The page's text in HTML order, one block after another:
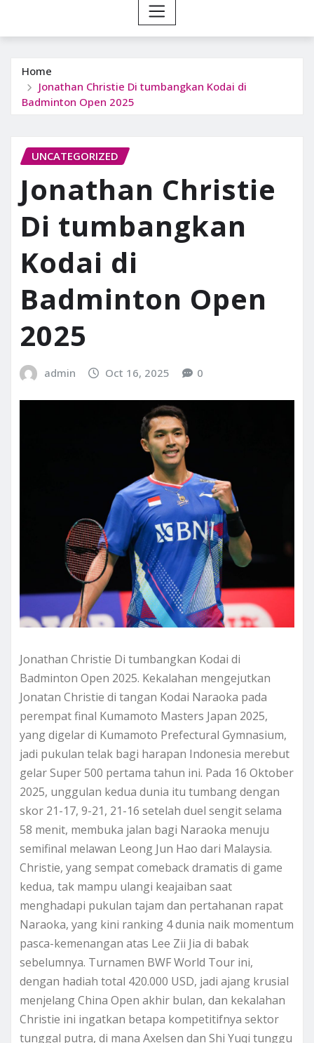
Home
Jonathan Christie Di tumbangkan Kodai di
Badminton Open 2025
UNCATEGORIZED
Jonathan Christie
Di tumbangkan
Kodai di
Badminton Open
2025
admin Oct 16, 2025 0
Jonathan Christie Di tumbangkan Kodai di
Badminton Open 2025. Kekalahan mengejutkan
Jonatan Christie di tangan Kodai Naraoka pada
perempat final Kumamoto Masters Japan 2025,
yang digelar di Kumamoto Prefectural Gymnasium,
jadi pukulan telak bagi harapan Indonesia merebut
gelar Super 500 pertama tahun ini. Pada 16 Oktober
2025, unggulan kedua dunia itu tumbang dengan
skor 21-17, 9-21, 21-16 setelah duel sengit selama
58 menit, membuka jalan bagi Naraoka menuju
semifinal melawan Leong Jun Hao dari Malaysia.
Christie, yang sempat comeback dramatis di game
kedua, tak mampu ulangi keajaiban saat
menghadapi pukulan tajam dan pertahanan rapat
Naraoka, yang kini ranking 4 dunia naik momentum
pasca-kemenangan atas Lee Zii Jia di babak
sebelumnya. Turnamen BWF World Tour ini,
dengan hadiah total 420.000 USD, jadi ajang krusial
menjelang China Open akhir bulan, dan kekalahan
Christie ini ingatkan betapa kompetitifnya sektor
tunggal putra, di mana Axelsen dan Shi Yuqi tunggu